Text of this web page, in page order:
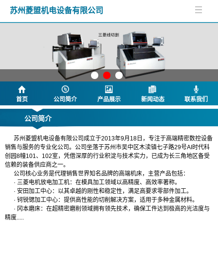
苏州菱盟机电设备有限公司
首页 公司简介 产品展示 新闻动态 联系我们
公司简介
苏州菱盟机电设备有限公司成立于2013年9月18日，专注于高端精密数控设备
销售与服务的专业化公司。公司坐落于苏州市吴中区木渎镇七子路29号AI时代科
创园8幢101、102室，凭借深厚的行业积淀与技术实力，已成为长三角地区备受
信赖的装备供应商之一。
公司核心业务是代理销售世界知名品牌的高端机床，主营产品包括：
· 三菱电机放电加工机：在模具加工领域以高精度、高效率著称。
· 安田加工中心：以其卓越的刚性和稳定性，满足高要求零部件加工。
· 钶锐锶加工中心：提供高性能的切削解决方案，适用于多种金属材料。
· 冈本磨床：在超精密磨削领域拥有领先技术，确保工件达到极高的光洁度与
精度.....